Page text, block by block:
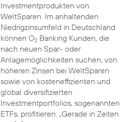
Investmentprodukten von
WeltSparen. Im anhaltenden
Niedrigzinsumfeld in Deutschland
können O2Banking Kunden, die
nach neuen Spar- oder
Anlagemöglichkeiten suchen, von
höheren Zinsen bei WeltSparen
sowie von kosteneffizienten und
global diversifizierten
Investmentportfolios, sogenannten
ETFs, profitieren. „Gerade in Zeiten